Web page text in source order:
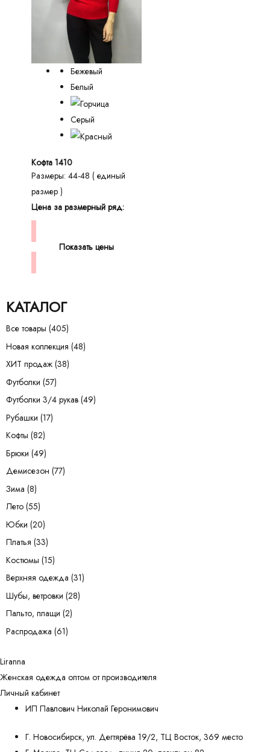
КАТАЛОГ
Все товары (405)
Новая коллекция (48)
ХИТ продаж (38)
Футболки (57)
Футболки 3/4 рукав (49)
Рубашки (17)
Кофты (82)
Брюки (49)
Демисезон (77)
Зима (8)
Лето (55)
Юбки (20)
Платья (33)
Костюмы (15)
Верхняя одежда (31)
Шубы, ветровки (28)
Пальто, плащи (2)
Распродажа (61)
Бежевый
Белый
Серый
Кофта 1410
Размеры: 44-48 ( единый
размер )
Цена за размерный ряд:
Показать цены
Liranna
Женская одежда оптом от производителя
Личный кабинет
ИП Павлович Николай Геронимович
Г. Новосибирск, ул. Дегтярёва 19/2, ТЦ Восток, 369 место